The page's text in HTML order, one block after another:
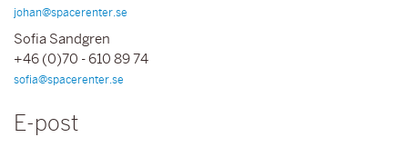
johan@spacerenter.se
Sofia Sandgren
+46 (0)70 - 610 89 74
sofia@spacerenter.se
E-post